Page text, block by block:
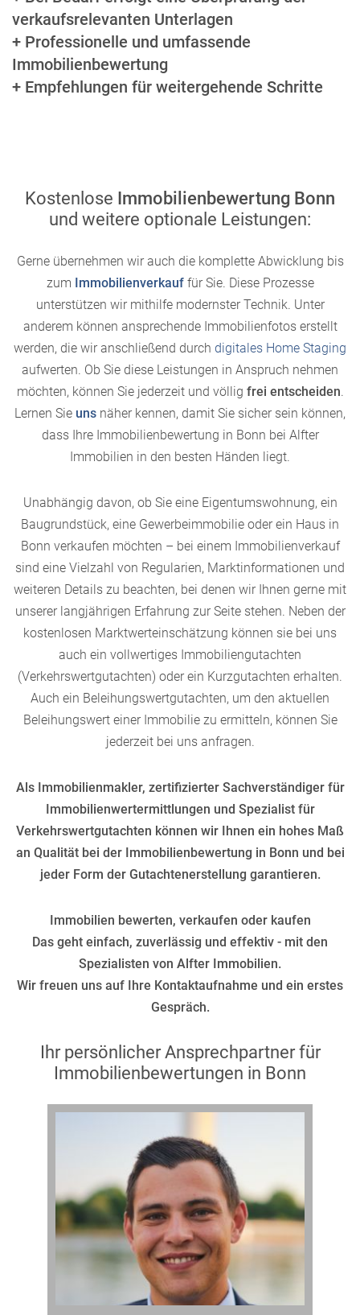
verkaufsrelevanten Unterlagen
+ Professionelle und umfassende
Immobilienbewertung
+ Empfehlungen für weitergehende Schritte
Kostenlose Immobilienbewertung Bonn
und weitere optionale Leistungen:
Gerne übernehmen wir auch die komplette Abwicklung bis
zum Immobilienverkauf für Sie. Diese Prozesse
unterstützen wir mithilfe modernster Technik. Unter
anderem können ansprechende Immobilienfotos erstellt
werden, die wir anschließend durch digitales Home Staging
aufwerten. Ob Sie diese Leistungen in Anspruch nehmen
möchten, können Sie jederzeit und völlig frei entscheiden.
Lernen Sie uns näher kennen, damit Sie sicher sein können,
dass Ihre Immobilienbewertung in Bonn bei Alfter
Immobilien in den besten Händen liegt.
Unabhängig davon, ob Sie eine Eigentumswohnung, ein
Baugrundstück, eine Gewerbeimmobilie oder ein Haus in
Bonn verkaufen möchten – bei einem Immobilienverkauf
sind eine Vielzahl von Regularien, Marktinformationen und
weiteren Details zu beachten, bei denen wir Ihnen gerne mit
unserer langjährigen Erfahrung zur Seite stehen. Neben der
kostenlosen Marktwerteinschätzung können sie bei uns
auch ein vollwertiges Immobiliengutachten
(Verkehrswertgutachten) oder ein Kurzgutachten erhalten.
Auch ein Beleihungswertgutachten, um den aktuellen
Beleihungswert einer Immobilie zu ermitteln, können Sie
jederzeit bei uns anfragen.
Als Immobilienmakler, zertifizierter Sachverständiger für
Immobilienwertermittlungen und Spezialist für
Verkehrswertgutachten können wir Ihnen ein hohes Maß
an Qualität bei der Immobilienbewertung in Bonn und bei
jeder Form der Gutachtenerstellung garantieren.
Immobilien bewerten, verkaufen oder kaufen
Das geht einfach, zuverlässig und effektiv - mit den
Spezialisten von Alfter Immobilien.
Wir freuen uns auf Ihre Kontaktaufnahme und ein erstes
Gespräch.
Ihr persönlicher Ansprechpartner für
Immobilienbewertungen in Bonn